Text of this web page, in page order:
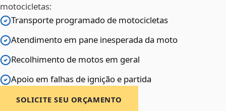
motocicletas:
Transporte programado de motocicletas
Atendimento em pane inesperada da moto
Recolhimento de motos em geral
Apoio em falhas de ignição e partida
SOLICITE SEU ORÇAMENTO